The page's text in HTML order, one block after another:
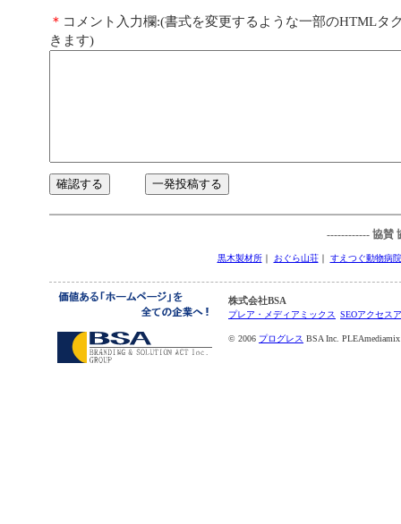
＊ コメント入力欄:(書式を変更するような一部のHTMLタ
きます)
------------ 協賛
黒木製材所｜ おぐら山荘｜ すえつぐ動物病院
株式会社BSA
プレア・メディアミックス SEOアクセス
© 2006 プログレス BSA Inc.